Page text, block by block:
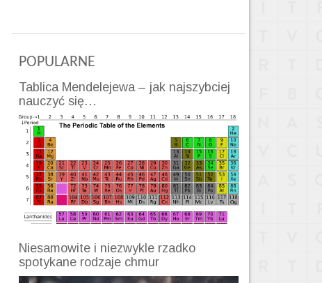
POPULARNE
Tablica Mendelejewa – jak najszybciej
nauczyć się…
Niesamowite i niezwykle rzadko
spotykane rodzaje chmur